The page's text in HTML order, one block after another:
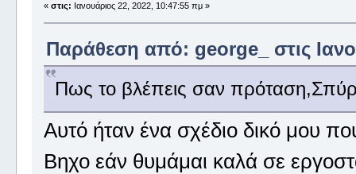
« στις: Ιανουάριος 22, 2022, 10:47:55 πμ »
Παράθεση από: george_ στις
Πως το βλέπεις σαν
Αυτό ήταν ένα σχέδιο δικό μου
Βηχο εάν θυμάμαι καλά σε